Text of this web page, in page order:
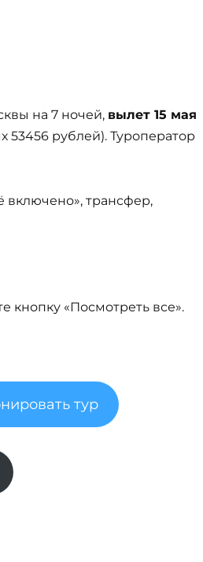
на 7 ночей, вылет 15 мая
53456 рублей). Туроператор
включено», трансфер,
кнопку «Посмотреть все».
тур